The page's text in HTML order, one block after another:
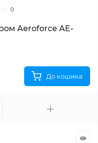
0
Aeroforce AE-
До кошика